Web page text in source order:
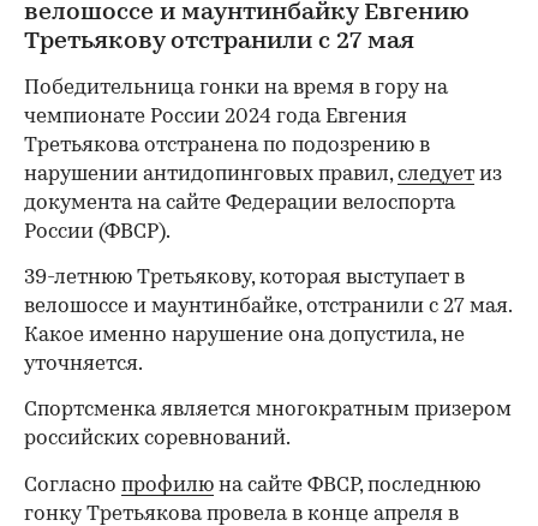
велошоссе и маунтинбайку Евгению
Третьякову отстранили с 27 мая
Победительница гонки на время в гору на
чемпионате России 2024 года Евгения
Третьякова отстранена по подозрению в
нарушении антидопинговых правил,следует из
документа на сайте Федерации велоспорта
России (ФВСР).
39-летнюю Третьякову, которая выступает в
велошоссе и маунтинбайке, отстранили с 27 мая.
Какое именно нарушение она допустила, не
уточняется.
Спортсменка является многократным призером
российских соревнований.
Согласно профилю на сайте ФВСР, последнюю
гонку Третьякова провела в конце апреля в